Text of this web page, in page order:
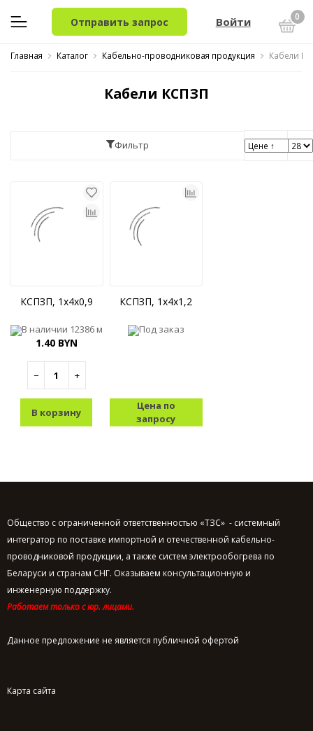
Отправить запрос Войти 0
Главная Каталог Кабельно-проводниковая продукция Кабели
Кабели КСПЗП
Фильтр
КСПЗП, 1x4x0,9
В наличии 12386 м
1.40 BYN
− +
В корзину
КСПЗП, 1x4x1,2
Под заказ
Цена по
запросу
Общество с ограниченной ответственностью «ТЗС» - системный
интегратор по поставке импортной и отечественной кабельно-
проводниковой продукции, а также систем электрообогрева по
Беларуси и странам СНГ. Оказываем консультационную и
инженерную поддержку.
Работаем только с юр. лицами.
Данное предложение не является публичной офертой
Карта сайта